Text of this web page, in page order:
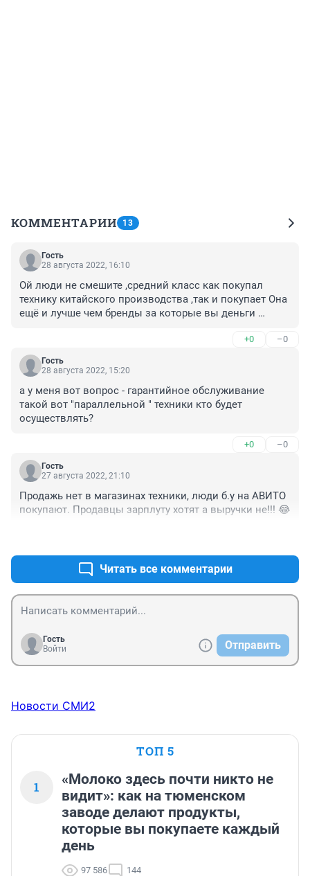
КОММЕНТАРИИ 13
Гость
28 августа 2022, 16:10
Ой люди не смешите ,средний класс как покупал
технику китайского производства ,так и покупает Она
ещё и лучше чем бренды за которые вы деньги
давно нас обманывают нет настоящих брендов как
сумок ,одежды так и техники все подделка.Даже авто
Германские за огромное бабло с дефектами
не качественных деталей сплошной обман.Так что
зачем нам с трудом и честно заработанные деньги
выкидывать на подделки .Пусть богачи
важно не зависимо от бренда на века.Китайский
Леран,Сиаоми и т д годами пользуемся и цена -
качество всегда на высоте.
.
+0 –0
Гость
28 августа 2022, 15:20
а у меня вот вопрос - гарантийное обслуживание
такой вот "параллельной " техники кто будет
осуществлять?
+0 –0
Гость
27 августа 2022, 21:10
Продажь нет в магазинах техники, люди б.у на АВИТО
покупают. Продавцы зарплуту хотят а выручки не!!! 😂
Читать все комментарии
Гость
Войти
Отправить
Новости СМИ2
ТОП 5
1
«Молоко здесь почти никто не
видит»: как на тюменском
заводе делают продукты,
которые вы покупаете каждый
день
97 586 144